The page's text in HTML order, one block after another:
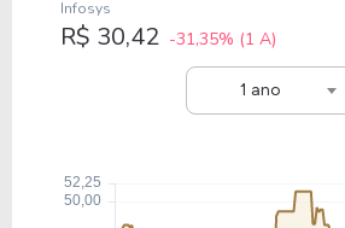
1 ano
Infosys
R$ 30,42 -31,35% (1 A)